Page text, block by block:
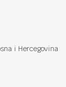
i Hercegovina